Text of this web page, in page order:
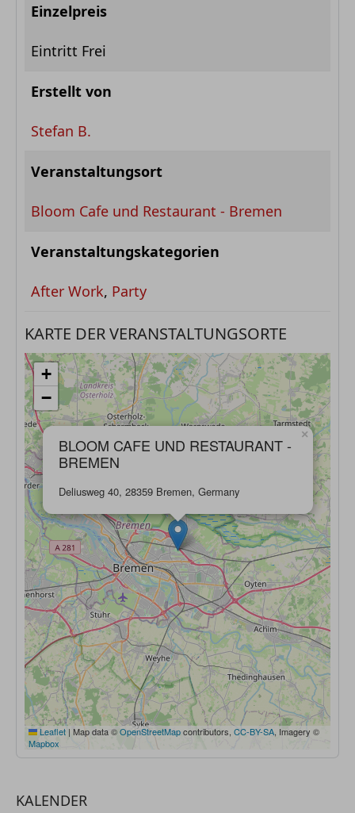
Einzelpreis
Eintritt Frei
Erstellt von
Stefan B.
Veranstaltungsort
Bloom Cafe und Restaurant - Bremen
Veranstaltungskategorien
After Work, Party
KARTE DER VERANSTALTUNGSORTE
BLOOM CAFE UND RESTAURANT -
BREMEN
Deliusweg 40, 28359 Bremen, Germany
×
+
−
Leaflet | Map data ©OpenStreetMapcontributors, CC-BY-SA , Imagery ©
Mapbox
KALENDER